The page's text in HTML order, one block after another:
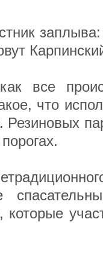
все
что